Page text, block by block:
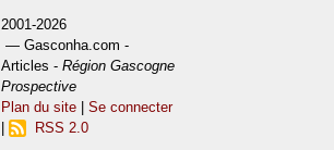
2001-2026
— Gasconha.com -
Articles -Région Gascogne
Prospective
Plan du site |Se connecter
RSS 2.0